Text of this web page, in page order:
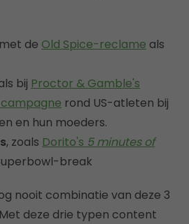
de Old Spice-reclame als
bij Proctor & Gamble's
rond US-atleten bij
en hun moeders.
, zoals Dorito's 5 minutes of
break
nooit combinatie van deze 3
deze drie typen content